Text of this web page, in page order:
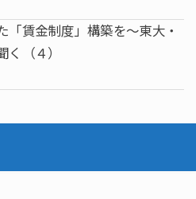
「賃金制度」構築を～東大・
く（４）